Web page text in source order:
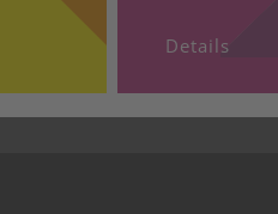
Details